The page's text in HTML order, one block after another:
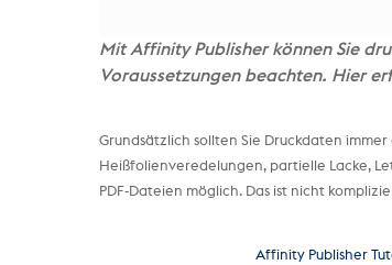
Mit Affinity Publisher können Sie
Voraussetzungen beachten. Hier
Grundsätzlich sollten Sie Druckdaten
Heißfolienveredelungen, partielle Lacke,
PDF-Dateien möglich. Das ist nicht
Affinity Publisher